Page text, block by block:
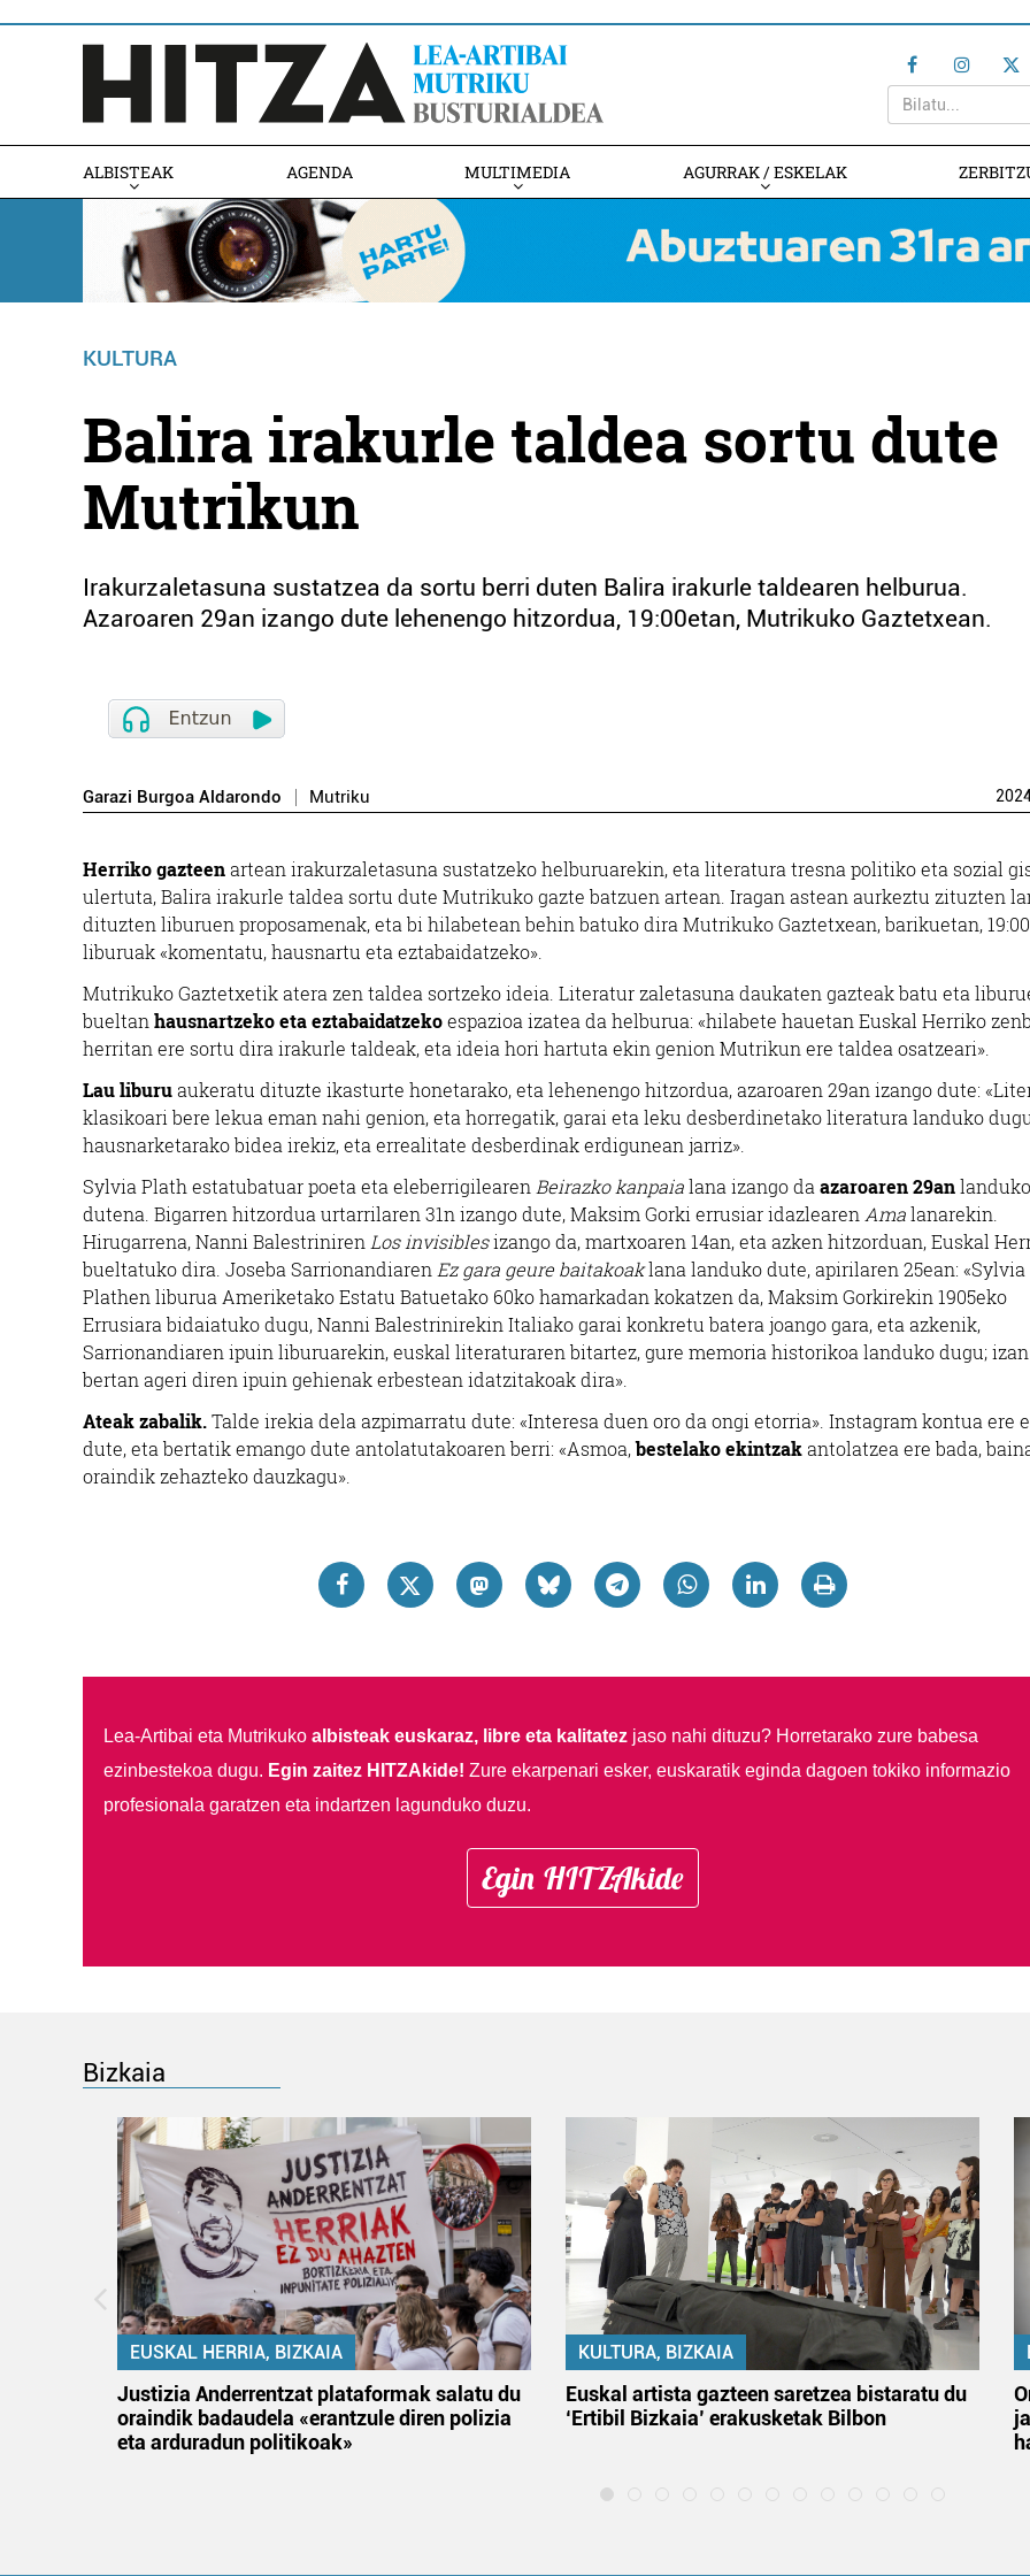
ALBISTEAK AGENDA MULTIMEDIA AGURRAK / ESKELAK
KULTURA
Balira irakurle taldea sortu dute
Mutrikun
Irakurzaletasuna sustatzea da sortu berri duten Balira irakurle taldearen helburua.
Azaroaren 29an izango dute lehenengo hitzordua, 19:00etan, Mutrikuko Gaztetxean.
Garazi Burgoa Aldarondo Mutriku
Herriko gazteenartean irakurzaletasuna sustatzeko helburuarekin, eta literatura tresna politiko eta sozial
ulertuta, Balira irakurle taldea sortu dute Mutrikuko gazte batzuen artean. Iragan astean aurkeztu zituzten
dituzten liburuen proposamenak, eta bi hilabetean behin batuko dira Mutrikuko Gaztetxean, barikuetan,
liburuak «komentatu, hausnartu eta eztabaidatzeko».
Mutrikuko Gaztetxetik atera zen taldea sortzeko ideia. Literatur zaletasuna daukaten gazteak batu eta
bueltan hausnartzeko eta eztabaidatzekoespazioa izatea da helburua: «hilabete hauetan Euskal Herriko
herritan ere sortu dira irakurle taldeak, eta ideia hori hartuta ekin genion Mutrikun ere taldea osatzeari».
Lau liburuaukeratu dituzte ikasturte honetarako, eta lehenengo hitzordua, azaroaren 29an izango dute:
klasikoari bere lekua eman nahi genion, eta horregatik, garai eta leku desberdinetako literatura landuko
hausnarketarako bidea irekiz, eta errealitate desberdinak erdigunean jarriz».
Sylvia Plath estatubatuar poeta eta eleberrigilearen Beirazko kanpaialana izango da azaroaren 29anlanduko
dutena. Bigarren hitzordua urtarrilaren 31n izango dute, Maksim Gorki errusiar idazlearen Amalanarekin.
Hirugarrena, Nanni Balestriniren Los invisiblesizango da, martxoaren 14an, eta azken hitzorduan, Euskal
bueltatuko dira. Joseba Sarrionandiaren Ez gara geure baitakoaklana landuko dute, apirilaren 25ean: «Sylvia
Plathen liburua Ameriketako Estatu Batuetako 60ko hamarkadan kokatzen da, Maksim Gorkirekin 1905eko
Errusiara bidaiatuko dugu, Nanni Balestrinirekin Italiako garai konkretu batera joango gara, eta azkenik,
Sarrionandiaren ipuin liburuarekin, euskal literaturaren bitartez, gure memoria historikoa landuko dugu; izan
bertan ageri diren ipuin gehienak erbestean idatzitakoak dira».
Ateak zabalik.Talde irekia dela azpimarratu dute: «Interesa duen oro da ongi etorria». Instagram kontua ere
dute, eta bertatik emango dute antolatutakoaren berri: «Asmoa,bestelako ekintzakantolatzea ere bada,
oraindik zehazteko dauzkagu».
Lea-Artibai eta Mutrikuko albisteak euskaraz, libre eta kalitatezjaso nahi dituzu? Horretarako zure babesa
ezinbestekoa dugu. Egin zaitez HITZAkide! Zure ekarpenari esker, euskaratik eginda dagoen tokiko informazio
profesionala garatzen eta indartzen lagunduko duzu.
Egin HITZAkide
Bizkaia
EUSKAL HERRIA, BIZKAIA
Justizia Anderrentzat plataformak salatu du
oraindik badaudela «erantzule diren polizia
eta arduradun politikoak»
KULTURA, BIZKAIA
Euskal artista gazteen saretzea bistaratu du
‘Ertibil Bizkaia’ erakusketak Bilbon